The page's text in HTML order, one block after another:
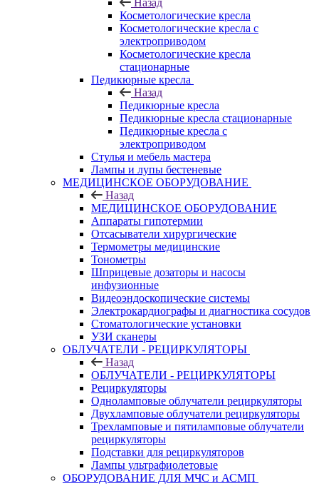
Косметологические кресла
Косметологические кресла с
электроприводом
Косметологические кресла
стационарные
Педикюрные кресла
Назад
Педикюрные кресла
Педикюрные кресла стационарные
Педикюрные кресла с
электроприводом
Стулья и мебель мастера
Лампы и лупы бестеневые
МЕДИЦИНСКОЕ ОБОРУДОВАНИЕ
Назад
МЕДИЦИНСКОЕ ОБОРУДОВАНИЕ
Аппараты гипотермии
Отсасыватели хирургические
Термометры медицинские
Тонометры
Шприцевые дозаторы и насосы
инфузионные
Видеоэндоскопические системы
Электрокардиографы и диагностика сосудов
Стоматологические установки
УЗИ сканеры
ОБЛУЧАТЕЛИ - РЕЦИРКУЛЯТОРЫ
Назад
ОБЛУЧАТЕЛИ - РЕЦИРКУЛЯТОРЫ
Рециркуляторы
Одноламповые облучатели рециркуляторы
Двухламповые облучатели рециркуляторы
Трехламповые и пятиламповые облучатели
рециркуляторы
Подставки для рециркуляторов
Лампы ультрафиолетовые
ОБОРУДОВАНИЕ ДЛЯ МЧС и АСМП